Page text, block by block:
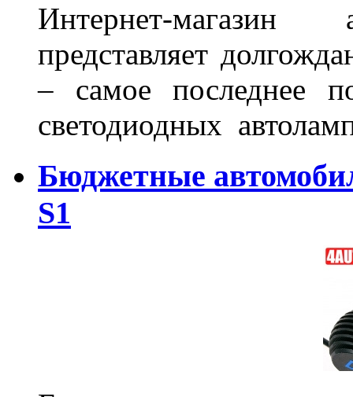
Интернет-магазин
представляет
– самое последнее
светодиодных
Бюджетные
S1